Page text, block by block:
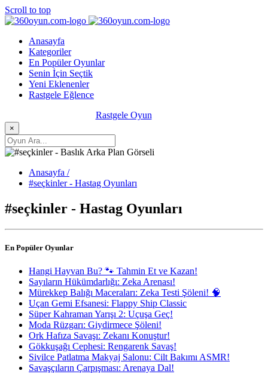
Scroll to top
Anasayfa
Kategoriler
En Popüler Oyunlar
Senin İçin Seçtik
Yeni Eklenenler
Rastgele Eğlence
Rastgele Oyun
×
Anasayfa /
#seçkinler - Hastag Oyunları
#seçkinler - Hastag Oyunları
En Popüler Oyunlar
Hangi Hayvan Bu? 🐾 Tahmin Et ve Kazan!
Sayıların Hükümdarlığı: Zeka Arenası!
Mürekkep Balığı Maceraları: Zeka Testi Şöleni! 🧠
Uçan Gemi Efsanesi: Flappy Ship Classic
Süper Kahraman Yarışı 2: Uçuşa Geç!
Moda Rüzgarı: Giydirmece Şöleni!
Ork Hafıza Savaşı: Zekanı Konuştur!
Gökkuşağı Cephesi: Rengarenk Savaş!
Sivilce Patlatma Makyaj Salonu: Cilt Bakımı ASMR!
Savaşçıların Çarpışması: Arenaya Dal!